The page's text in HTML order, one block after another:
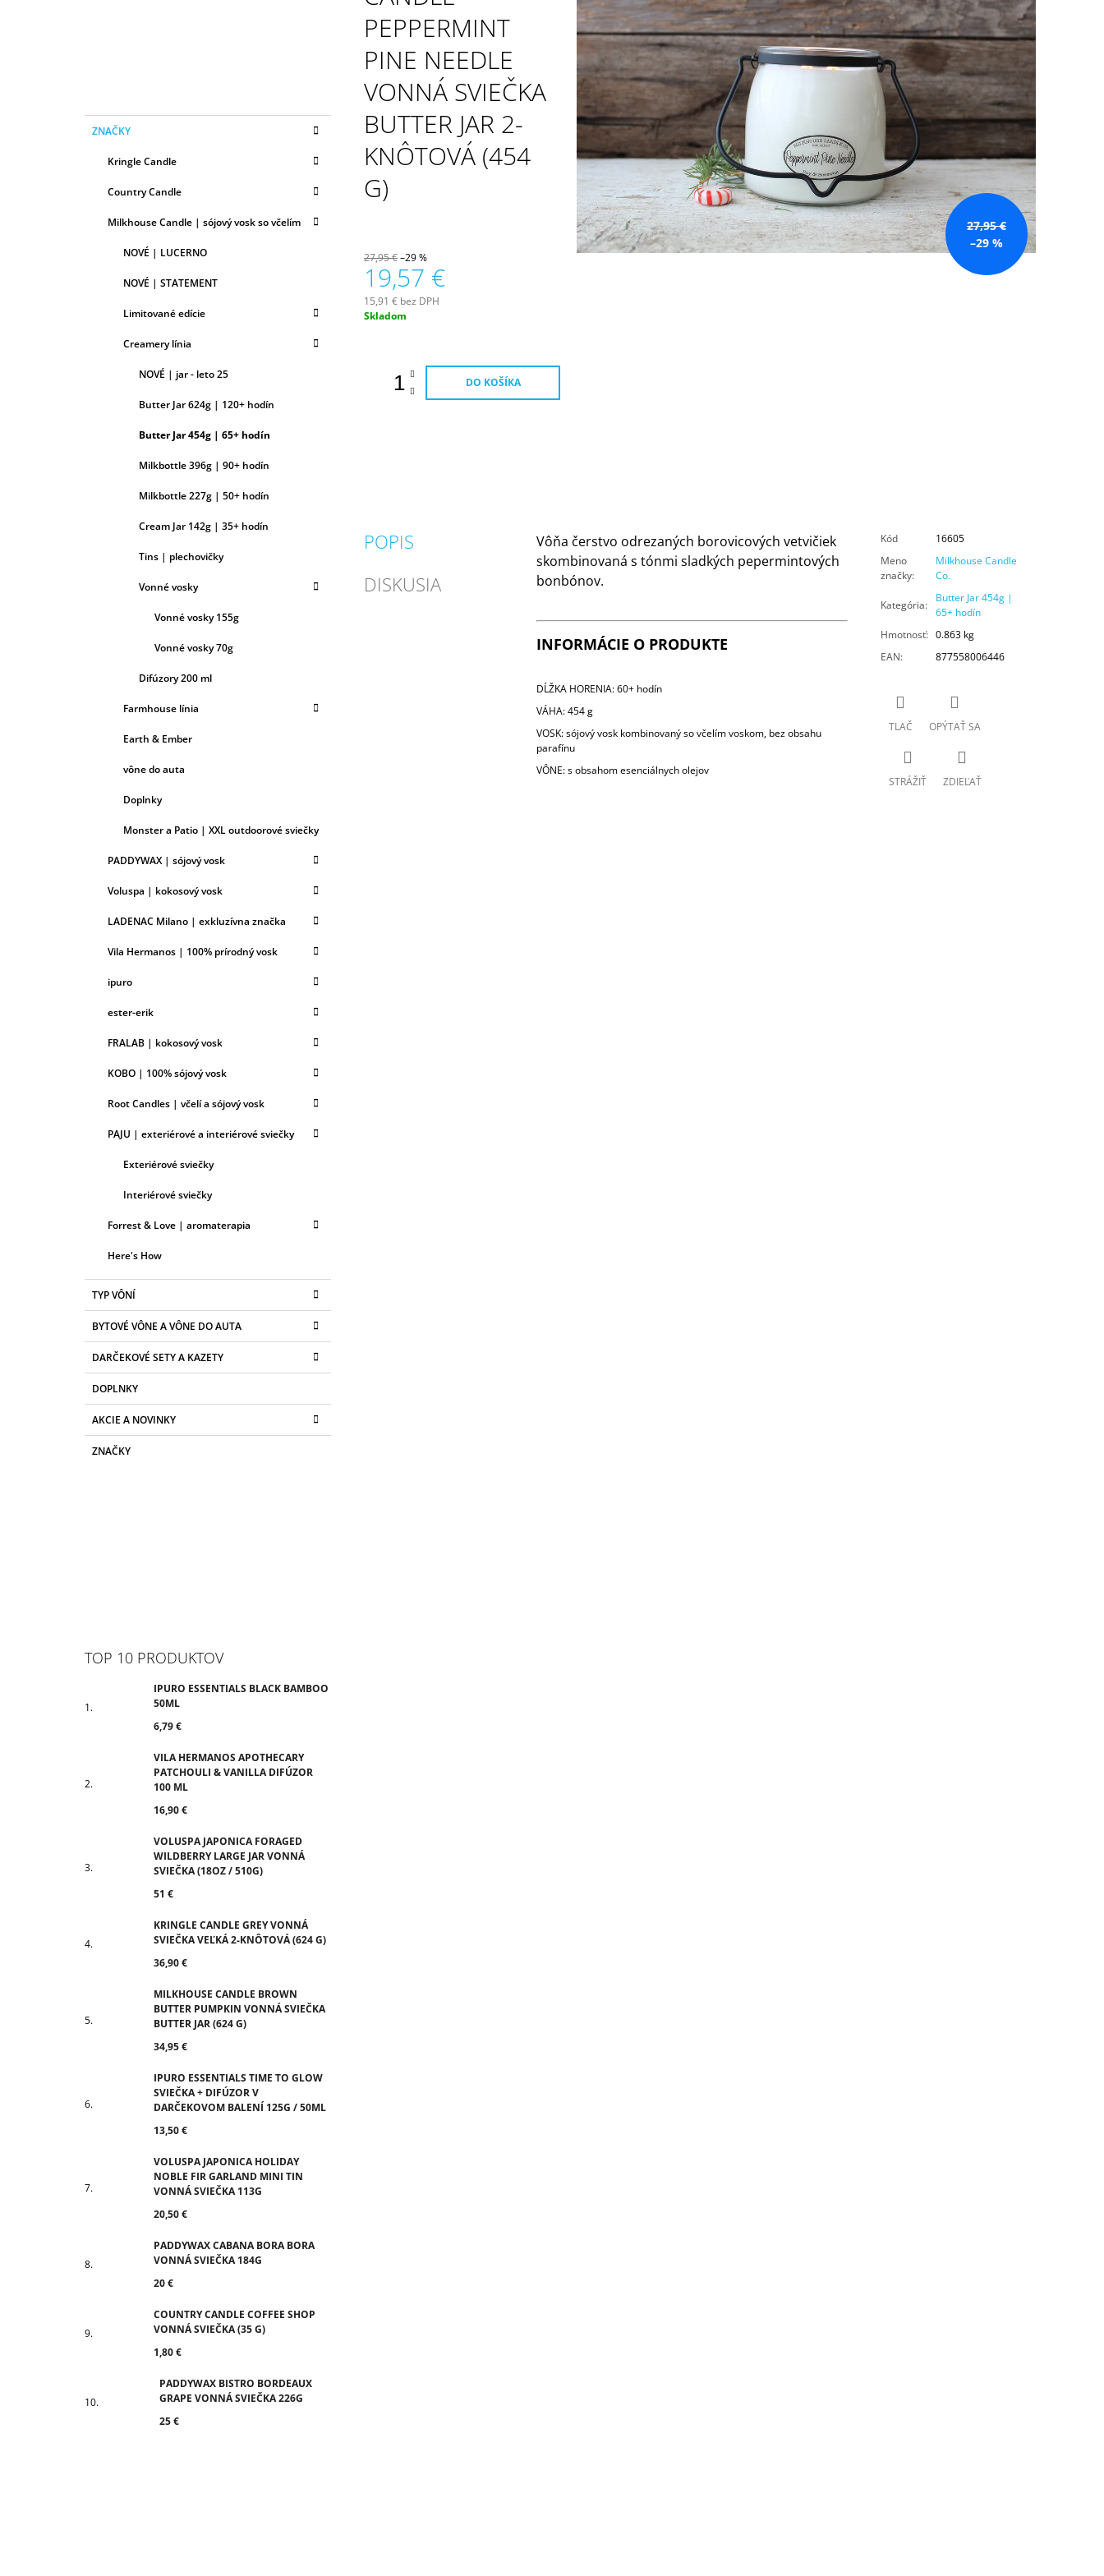
kategórie
K
AZNAČKY
Kringle Candle
Country Candle
Milkhouse Candle | sójový vosk so včelím
NOVÉ | LUCERNO
NOVÉ | STATEMENT
Limitované edície
Creamery línia
NOVÉ | jar - leto 25
Butter Jar 624g | 120+ hodín
Butter Jar 454g | 65+ hodín
Milkbottle 396g | 90+ hodín
Milkbottle 227g | 50+ hodín
Cream Jar 142g | 35+ hodín
Tins | plechovičky
Vonné vosky
Vonné vosky 155g
Vonné vosky 70g
Difúzory 200 ml
Farmhouse línia
Earth & Ember
vône do auta
Doplnky
Monster a Patio | XXL outdoorové sviečky
PADDYWAX | sójový vosk
Voluspa | kokosový vosk
LADENAC Milano | exkluzívna značka
Vila Hermanos | 100% prírodný vosk
ipuro
ester-erik
FRALAB | kokosový vosk
KOBO | 100% sójový vosk
Root Candles | včelí a sójový vosk
PAJU | exteriérové a interiérové sviečky
Exteriérové sviečky
Interiérové sviečky
Forrest & Love | aromaterapia
Here's How
TYP VÔNÍ
BYTOVÉ VÔNE A VÔNE DO AUTA
DARČEKOVÉ SETY A KAZETY
DOPLNKY
AKCIE A NOVINKY
ZNAČKY
TOP 10 PRODUKTOV
IPURO ESSENTIALS BLACK BAMBOO
50ML
6,79 €
VILA HERMANOS APOTHECARY
PATCHOULI & VANILLA DIFÚZOR
100 ML
16,90 €
VOLUSPA JAPONICA FORAGED
WILDBERRY LARGE JAR VONNÁ
SVIEČKA (18OZ / 510G)
51 €
KRINGLE CANDLE GREY VONNÁ
SVIEČKA VEĽKÁ 2-KNÔTOVÁ (624 G)
36,90 €
MILKHOUSE CANDLE BROWN
BUTTER PUMPKIN VONNÁ SVIEČKA
BUTTER JAR (624 G)
34,95 €
IPURO ESSENTIALS TIME TO GLOW
SVIEČKA + DIFÚZOR V
DARČEKOVOM BALENÍ 125G / 50ML
13,50 €
VOLUSPA JAPONICA HOLIDAY
NOBLE FIR GARLAND MINI TIN
VONNÁ SVIEČKA 113G
20,50 €
PADDYWAX CABANA BORA BORA
VONNÁ SVIEČKA 184G
20 €
COUNTRY CANDLE COFFEE SHOP
VONNÁ SVIEČKA (35 G)
1,80 €
PADDYWAX BISTRO BORDEAUX
GRAPE VONNÁ SVIEČKA 226G
25 €
PEPPERMINT
PINE NEEDLE
VONNÁ SVIEČKA
BUTTER JAR 2-
KNÔTOVÁ (454
G)
27,95 €
–29 %
27,95 €–29 %
19,57 €
15,91 € bez DPH
Jednotková
Skladom
DO KOŠÍKA
POPIS
DISKUSIA
Vôňa čerstvo odrezaných borovicových vetvičiek
skombinovaná s tónmi sladkých pepermintových
bonbónov.
INFORMÁCIE O PRODUKTE
DĹŽKA HORENIA: 60+ hodín
VÁHA: 454 g
VOSK: sójový vosk kombinovaný so včelím voskom, bez obsahu
parafínu
VÔNE: s obsahom esenciálnych olejov
Kód
16605
Meno
značky:
Milkhouse Candle
Co.
Kategória:
Butter Jar 454g |
65+ hodín
Hmotnosť: 0.863 kg
EAN: 877558006446
TLAČ OPÝTAŤ SA
STRÁŽIŤ ZDIEĽAŤ
16,90 €
(18OZ / 510G)
51 €